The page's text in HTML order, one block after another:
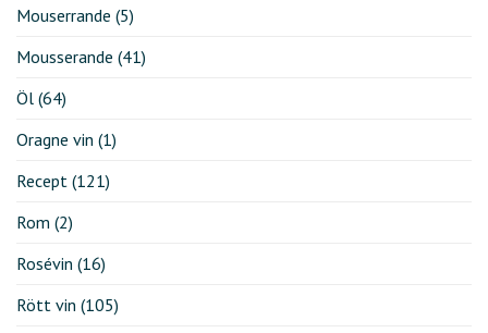
Mouserrande (5)
Mousserande (41)
Öl (64)
Oragne vin (1)
Recept (121)
Rom (2)
Rosévin (16)
Rött vin (105)